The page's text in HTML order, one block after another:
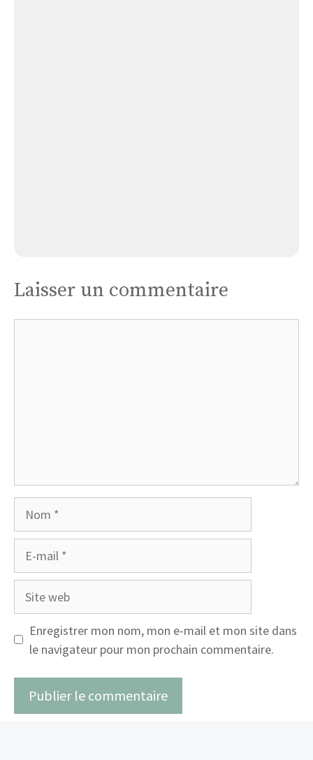
Laisser un commentaire
Site
Enregistrer mon nom, mon e-mail et mon site dans
le navigateur pour mon prochain commentaire.